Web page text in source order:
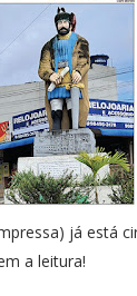
já está
a leitura!